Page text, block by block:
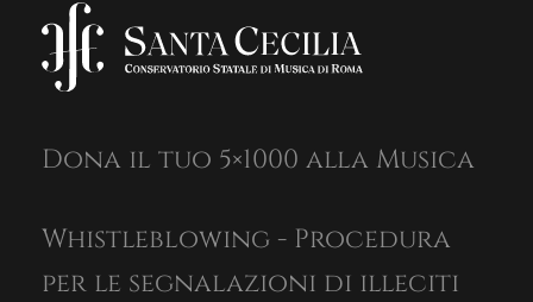
Dona il tuo 5×1000 alla Musica
Whistleblowing - Procedura
per le segnalazioni di illeciti